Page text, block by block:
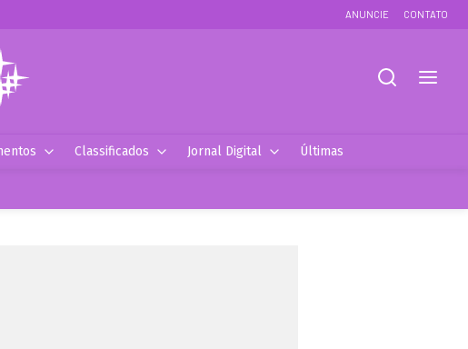
ANUNCIE CONTATO
Classificados Jornal Digital Últimas